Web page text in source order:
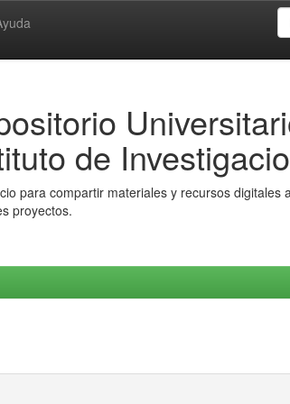
de
para compartir materiales y recursos
proyectos.